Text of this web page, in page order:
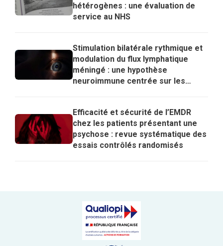
hétérogènes : une évaluation de
service au NHS
Stimulation bilatérale rythmique et
modulation du flux lymphatique
méningé : une hypothèse
neuroimmune centrée sur les
Efficacité et sécurité de l’EMDR
chez les patients présentant une
psychose : revue systématique des
essais contrôlés randomisés